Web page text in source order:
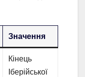
Значення
Кінець
Іберійської